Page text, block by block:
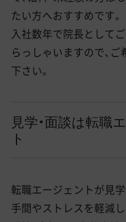
たい方へおすすめです。
入社数年で院長として
らっしゃいますので、
下さい。
見学・面談は転職
ト
転職エージェントが見
手間やストレスを軽減